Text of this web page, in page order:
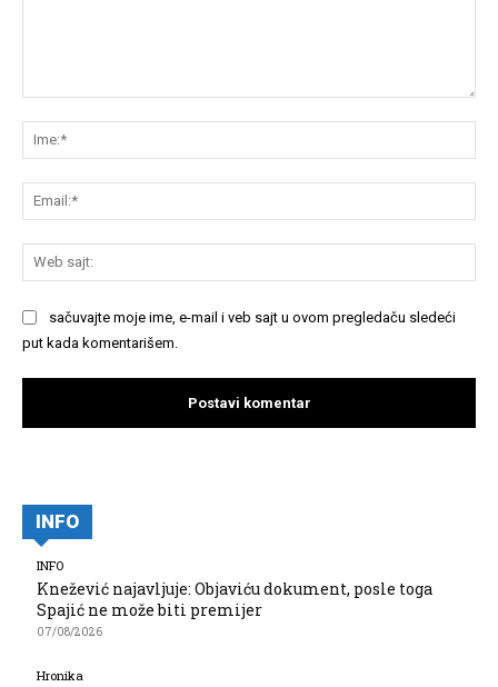
sačuvajte moje ime, e-mail i veb sajt u ovom pregledaču sledeći
put kada komentarišem.
INFO
INFO
Knežević najavljuje: Objaviću dokument, posle toga
Spajić ne može biti premijer
07/08/2026
Hronika